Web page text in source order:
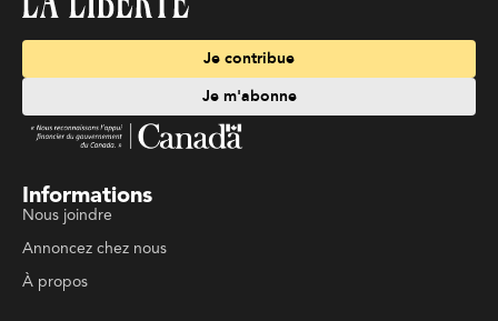
Je contribue
Je m'abonne
Informations
Nous joindre
Annoncez chez nous
À propos